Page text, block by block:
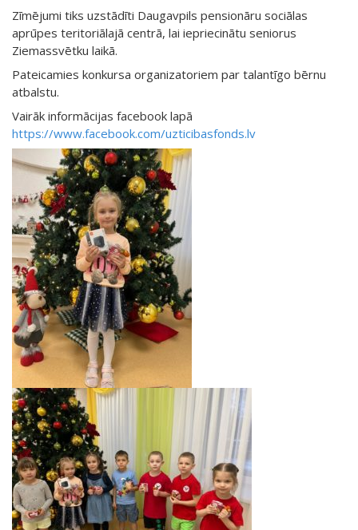
Zīmējumi tiks uzstādīti Daugavpils pensionāru sociālas
aprūpes teritoriālajā centrā, lai iepriecinātu seniorus
Ziemassvētku laikā.
Pateicamies konkursa organizatoriem par talantīgo bērnu
atbalstu.
Vairāk informācijas facebook lapā
https://www.facebook.com/uzticibasfonds.lv